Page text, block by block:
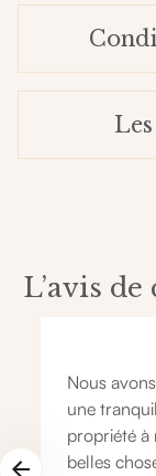
L’avis de
Nous
une
propriété à
belles